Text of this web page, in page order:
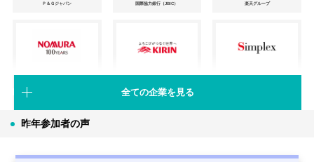
Ｐ＆Ｇジャパン 国際協力銀行（JBIC） 楽天グループ
三井住友信託銀行
グ
全ての企業を見る
昨年参加者の声